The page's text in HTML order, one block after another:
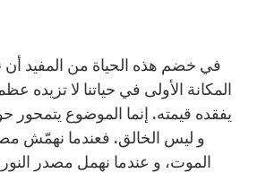
في خضم هذه الحياة من المفيد أن
المكانة الأولى في حياتنا لا تزيده
يفقده قيمته. إنما الموضوع
و ليس الخالق. فعندما نهمّش
الموت، و عندما نهمل مصدر النور